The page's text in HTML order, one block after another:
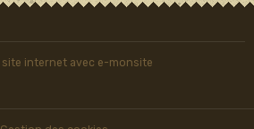
site internet avec e-monsite